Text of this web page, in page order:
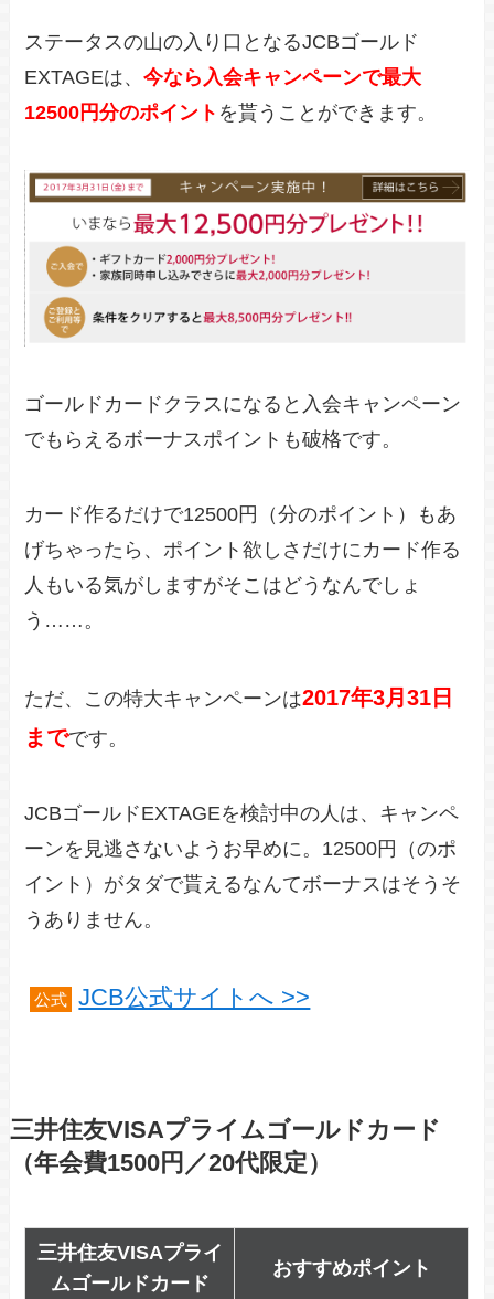
ステータスの山の入り口となるJCBゴールド
EXTAGEは、今なら入会キャンペーンで最大
12500円分のポイント を貰うことができます。
ゴールドカードクラスになると入会キャンペーン
でもらえるボーナスポイントも破格です。
カード作るだけで12500円（分のポイント）もあ
げちゃったら、ポイント欲しさだけにカード作る
人もいる気がしますがそこはどうなんでしょ
う……。
ただ、この特大キャンペーンは2017年3月31日
までです。
JCBゴールドEXTAGEを検討中の人は、キャンペ
ーンを見逃さないようお早めに。12500円（のポ
イント）がタダで貰えるなんてボーナスはそうそ
うありません。
公式 JCB公式サイトへ >>
三井住友VISAプライムゴールドカード
（年会費1500円／20代限定）
三井住友VISAプライ
ムゴールドカード
おすすめポイント